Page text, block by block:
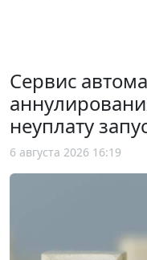
Сервис
неуплату
6 августа 2026 16:19